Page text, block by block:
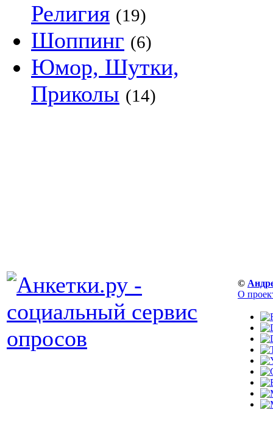
Религия (19)
Шоппинг (6)
Юмор, Шутки,
Приколы (14)
©
О